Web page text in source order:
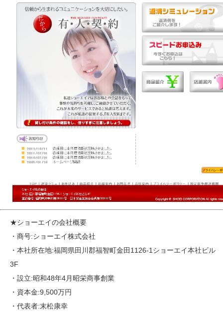
★ショーエイの会社概要
・商号:ショーエイ株式会社
・本社所在地:福岡県田川郡福智町金田1126-1ショーエイ本社ビル
3F
・設立:昭和48年4月昭栄商事創業
・資本金:9,500万円
・代表者:末松康幸